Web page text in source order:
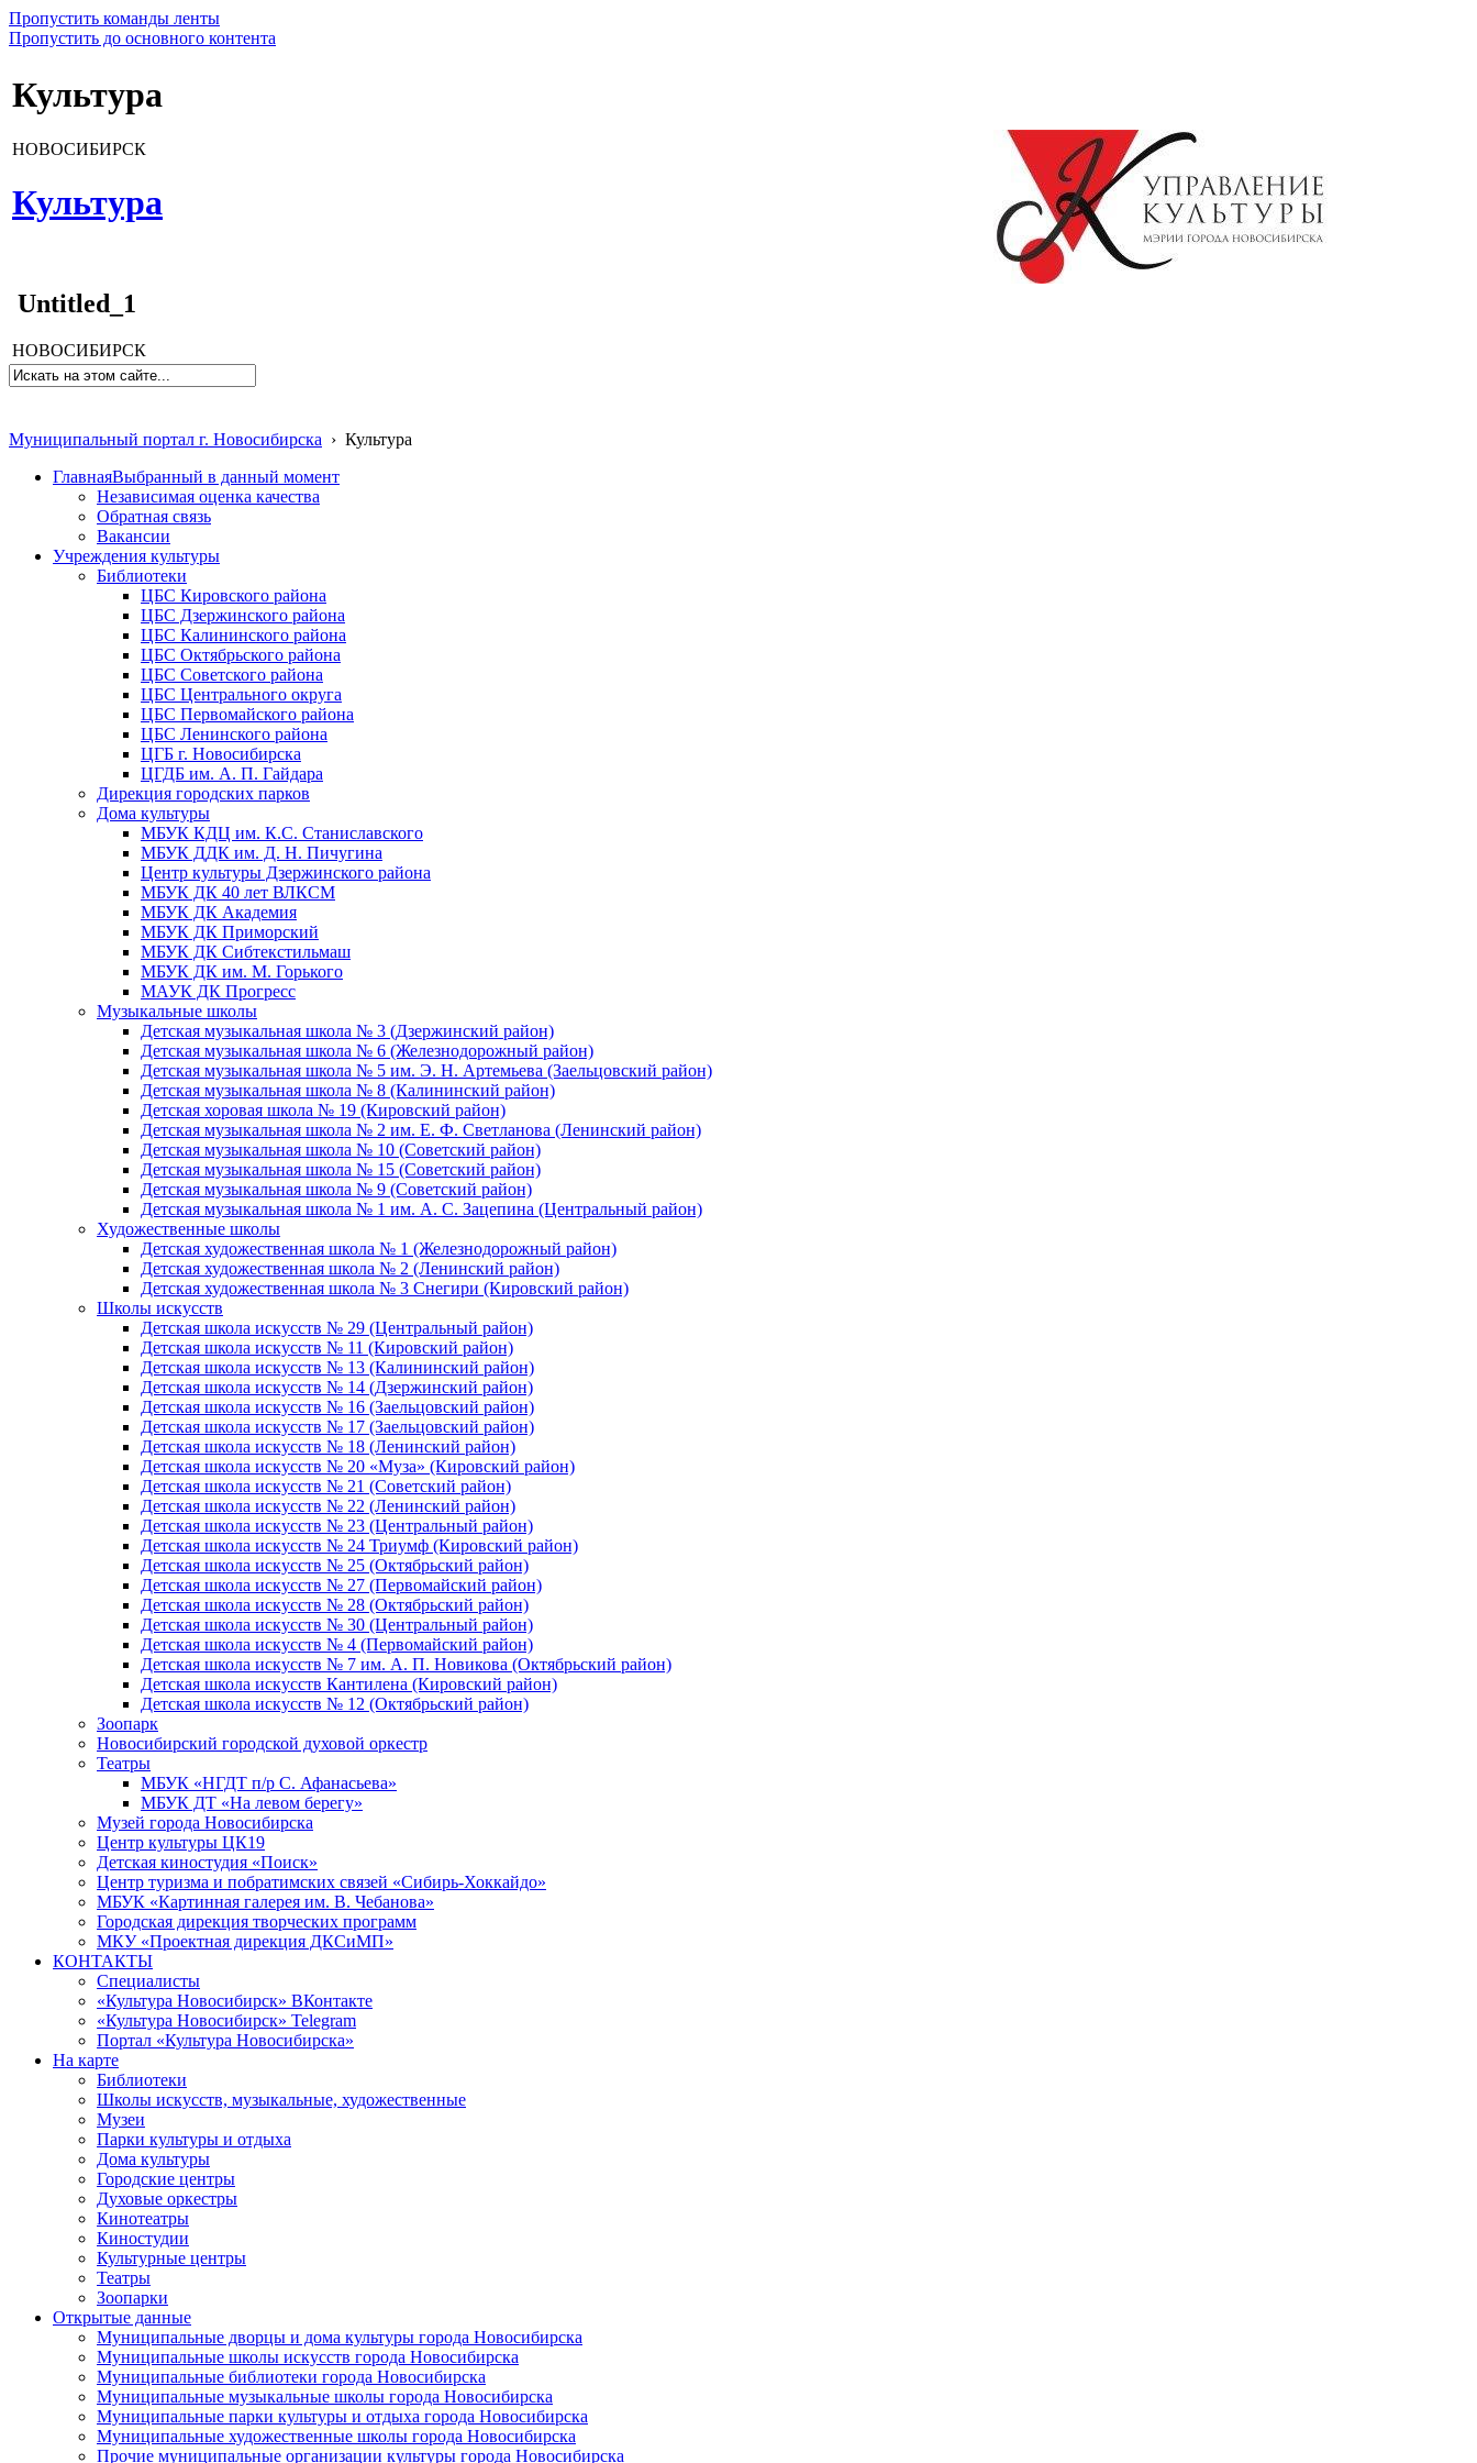
Пропустить команды ленты
Пропустить до основного контента
Культура
НОВОСИБИРСК
Культура
Untitled_1
НОВОСИБИРСК
Муниципальный портал г. Новосибирска › Культура
ГлавнаяВыбранный в данный момент
Независимая оценка качества
Обратная связь
Вакансии
Учреждения культуры
Библиотеки
ЦБС Кировского района
ЦБС Дзержинского района
ЦБС Калининского района
ЦБС Октябрьского района
ЦБС Советского района
ЦБС Центрального округа
ЦБС Первомайского района
ЦБС Ленинского района
ЦГБ г. Новосибирска
ЦГДБ им. А. П. Гайдара
Дирекция городских парков
Дома культуры
МБУК КДЦ им. К.С. Станиславского
МБУК ДДК им. Д. Н. Пичугина
Центр культуры Дзержинского района
МБУК ДК 40 лет ВЛКСМ
МБУК ДК Академия
МБУК ДК Приморский
МБУК ДК Сибтекстильмаш
МБУК ДК им. М. Горького
МАУК ДК Прогресс
Музыкальные школы
Детская музыкальная школа № 3 (Дзержинский район)
Детская музыкальная школа № 6 (Железнодорожный район)
Детская музыкальная школа № 5 им. Э. Н. Артемьева (Заельцовский район)
Детская музыкальная школа № 8 (Калининский район)
Детская хоровая школа № 19 (Кировский район)
Детская музыкальная школа № 2 им. Е. Ф. Светланова (Ленинский район)
Детская музыкальная школа № 10 (Советский район)
Детская музыкальная школа № 15 (Советский район)
Детская музыкальная школа № 9 (Советский район)
Детская музыкальная школа № 1 им. А. С. Зацепина (Центральный район)
Художественные школы
Детская художественная школа № 1 (Железнодорожный район)
Детская художественная школа № 2 (Ленинский район)
Детская художественная школа № 3 Снегири (Кировский район)
Школы искусств
Детская школа искусств № 29 (Центральный район)
Детская школа искусств № 11 (Кировский район)
Детская школа искусств № 13 (Калининский район)
Детская школа искусств № 14 (Дзержинский район)
Детская школа искусств № 16 (Заельцовский район)
Детская школа искусств № 17 (Заельцовский район)
Детская школа искусств № 18 (Ленинский район)
Детская школа искусств № 20 «Муза» (Кировский район)
Детская школа искусств № 21 (Советский район)
Детская школа искусств № 22 (Ленинский район)
Детская школа искусств № 23 (Центральный район)
Детская школа искусств № 24 Триумф (Кировский район)
Детская школа искусств № 25 (Октябрьский район)
Детская школа искусств № 27 (Первомайский район)
Детская школа искусств № 28 (Октябрьский район)
Детская школа искусств № 30 (Центральный район)
Детская школа искусств № 4 (Первомайский район)
Детская школа искусств № 7 им. А. П. Новикова (Октябрьский район)
Детская школа искусств Кантилена (Кировский район)
Детская школа искусств № 12 (Октябрьский район)
Зоопарк
Новосибирский городской духовой оркестр
Театры
МБУК «НГДТ п/р С. Афанасьева»
МБУК ДТ «На левом берегу»
Музей города Новосибирска
Центр культуры ЦК19
Детская киностудия «Поиск»
Центр туризма и побратимских связей «Сибирь-Хоккайдо»
МБУК «Картинная галерея им. В. Чебанова»
Городская дирекция творческих программ
МКУ «Проектная дирекция ДКСиМП»
КОНТАКТЫ
Специалисты
«Культура Новосибирск» ВКонтакте
«Культура Новосибирск» Telegram
Портал «Культура Новосибирска»
На карте
Библиотеки
Школы искусств, музыкальные, художественные
Музеи
Парки культуры и отдыха
Дома культуры
Городские центры
Духовые оркестры
Кинотеатры
Киностудии
Культурные центры
Театры
Зоопарки
Открытые данные
Муниципальные дворцы и дома культуры города Новосибирска
Муниципальные школы искусств города Новосибирска
Муниципальные библиотеки города Новосибирска
Муниципальные музыкальные школы города Новосибирска
Муниципальные парки культуры и отдыха города Новосибирска
Муниципальные художественные школы города Новосибирска
Прочие муниципальные организации культуры города Новосибирска